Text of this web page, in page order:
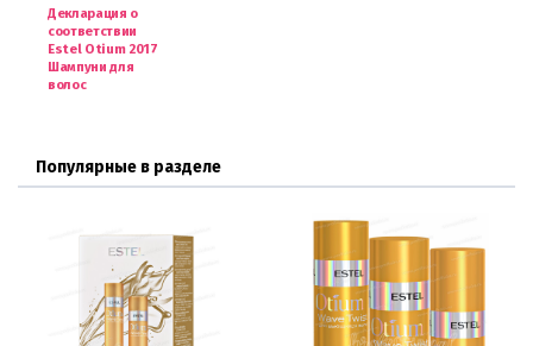
Декларация о
соответствии
Estel Otium 2017
Шампуни для
волос
Популярные в разделе